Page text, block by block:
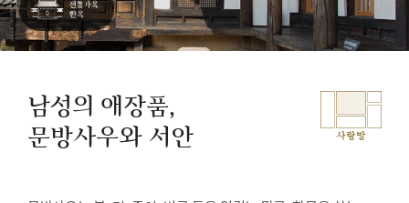
남성의 애장품,
문방사우와 서안
사랑방